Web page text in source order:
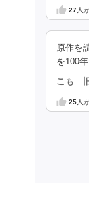
27人
原作を
を100
こも
25人